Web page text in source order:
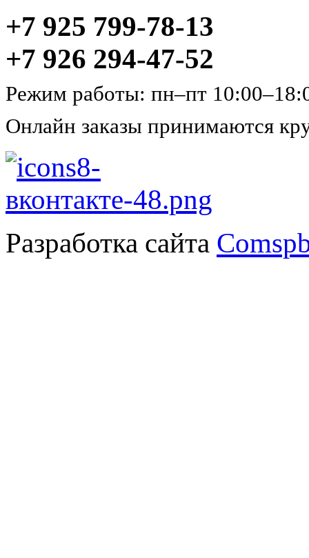
+7 925 799-78-13
+7 926 294-47-52
Режим работы: пн–пт
Онлайн заказы принимаются
Разработка сайта